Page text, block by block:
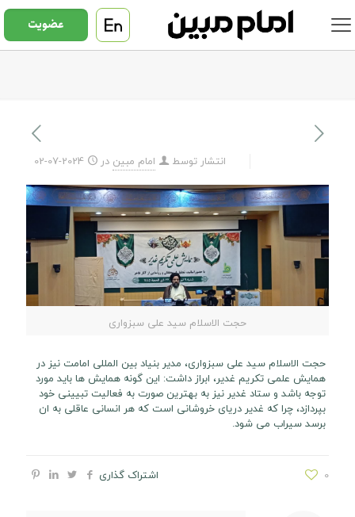
عضویت
انتشار توسط امام مبین در 2024-07-02
حجت الاسلام سید علی سبزواری
حجت الاسلام سید علی سبزواری، مدیر بنیاد بین المللی امامت نیز در
همایش علمی تکریم غدیر، ابراز داشت: این گونه همایش ها باید مورد
توجه باشد و ستاد غدیر نیز به بهترین صورت به فعالیت تبیینی خود
بپردازد، چرا که غدیر دریای خروشانی است که هر انسانی عاقلی به ان
برسد سیراب می شود.
اشتراک گذاری 0